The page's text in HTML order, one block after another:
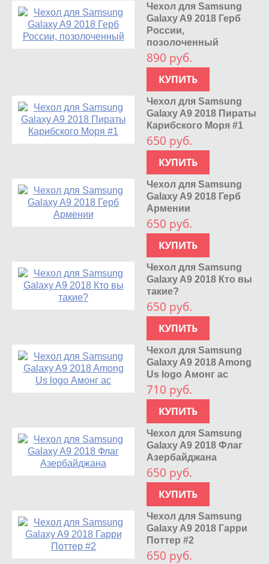
Чехол для Samsung
Galaxy A9 2018 Герб
России,
позолоченный
890 руб.
КУПИТЬ
Чехол для Samsung
Galaxy A9 2018 Пираты
Карибского Моря #1
650 руб.
КУПИТЬ
Чехол для Samsung
Galaxy A9 2018 Герб
Армении
650 руб.
КУПИТЬ
Чехол для Samsung
Galaxy A9 2018 Кто вы
такие?
650 руб.
КУПИТЬ
Чехол для Samsung
Galaxy A9 2018 Among
Us logo Амонг ас
710 руб.
КУПИТЬ
Чехол для Samsung
Galaxy A9 2018 Флаг
Азербайджана
650 руб.
КУПИТЬ
Чехол для Samsung
Galaxy A9 2018 Гарри
Поттер #2
650 руб.